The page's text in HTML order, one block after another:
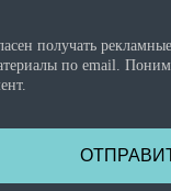
получать
по email.